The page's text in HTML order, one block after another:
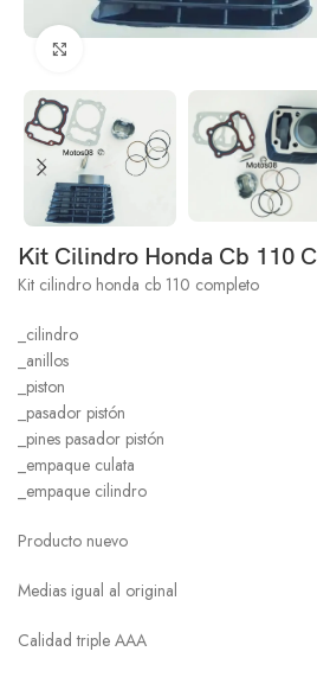
Kit Cilindro Honda Cb 110
Kit cilindro honda cb 110 completo
_cilindro
_anillos
_piston
_pasador pistón
_pines pasador pistón
_empaque culata
_empaque cilindro
Producto nuevo
Medias igual al original
Calidad triple AAA